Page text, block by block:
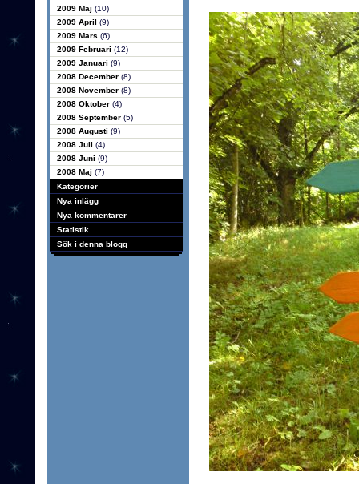
2009 Maj (10)
2009 April (9)
2009 Mars (6)
2009 Februari (12)
2009 Januari (9)
2008 December (8)
2008 November (8)
2008 Oktober (4)
2008 September (5)
2008 Augusti (9)
2008 Juli (4)
2008 Juni (9)
2008 Maj (7)
Kategorier
Nya inlägg
Nya kommentarer
Statistik
Sök i denna blogg